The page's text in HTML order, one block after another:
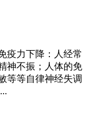
疫力下降：人经常
神不振；人体的免
等等自律神经失调